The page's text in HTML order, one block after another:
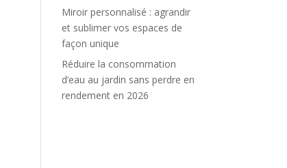
Miroir personnalisé : agrandir
et sublimer vos espaces de
façon unique
Réduire la consommation
d’eau au jardin sans perdre en
rendement en 2026